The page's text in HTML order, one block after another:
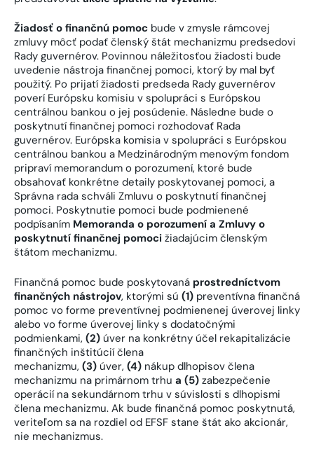
Žiadosť o finančnú pomoc bude v zmysle rámcovej
zmluvy môcť podať členský štát mechanizmu predsedovi
Rady guvernérov. Povinnou náležitosťou žiadosti bude
uvedenie nástroja finančnej pomoci, ktorý by mal byť
použitý. Po prijatí žiadosti predseda Rady guvernérov
poverí Európsku komisiu v spolupráci s Európskou
centrálnou bankou o jej posúdenie. Následne bude o
poskytnutí finančnej pomoci rozhodovať Rada
guvernérov. Európska komisia v spolupráci s Európskou
centrálnou bankou a Medzinárodným menovým fondom
pripraví memorandum o porozumení, ktoré bude
obsahovať konkrétne detaily poskytovanej pomoci, a
Správna rada schváli Zmluvu o poskytnutí finančnej
pomoci. Poskytnutie pomoci bude podmienené
podpísaním Memoranda o porozumení a Zmluvy o
poskytnutí finančnej pomoci žiadajúcim členským
štátom mechanizmu.
Finančná pomoc bude poskytovaná prostredníctvom
finančných nástrojov, ktorými sú (1) preventívna finančná
pomoc vo forme preventívnej podmienenej úverovej linky
alebo vo forme úverovej linky s dodatočnými
podmienkami, (2) úver na konkrétny účel rekapitalizácie
finančných inštitúcií člena
mechanizmu, (3) úver, (4) nákup dlhopisov člena
mechanizmu na primárnom trhu a (5) zabezpečenie
operácií na sekundárnom trhu v súvislosti s dlhopismi
člena mechanizmu. Ak bude finančná pomoc poskytnutá,
veriteľom sa na rozdiel od EFSF stane štát ako akcionár,
nie mechanizmus.